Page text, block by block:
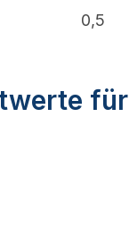
0,5
für